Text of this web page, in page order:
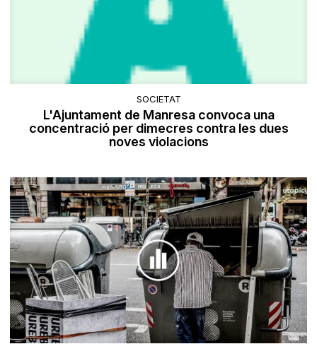
SOCIETAT
L'Ajuntament de Manresa convoca una
concentració per dimecres contra les dues
noves violacions